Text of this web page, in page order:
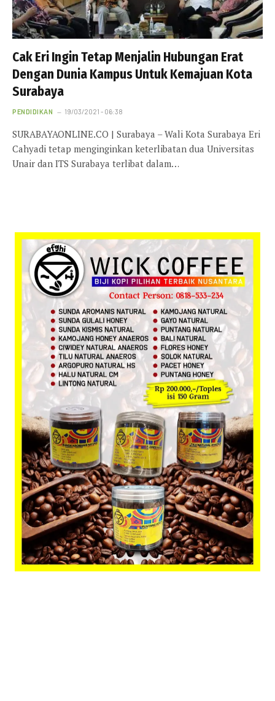
Cak Eri Ingin Tetap Menjalin Hubungan Erat
Dengan Dunia Kampus Untuk Kemajuan Kota
Surabaya
PENDIDIKAN 19/03/2021 - 06:38
SURABAYAONLINE.CO | Surabaya – Wali Kota Surabaya Eri
Cahyadi tetap menginginkan keterlibatan dua Universitas
Unair dan ITS Surabaya terlibat dalam…